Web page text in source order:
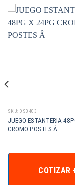
SKU: DS0403
JUEGO ESTANTERIA
CROMO POSTES Â
COTIZAR